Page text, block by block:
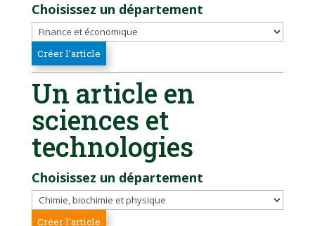
Choisissez un département
Un article en
sciences et
technologies
Choisissez un département